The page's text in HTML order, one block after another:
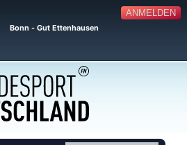
ANMELDEN
Bonn - Gut Ettenhausen